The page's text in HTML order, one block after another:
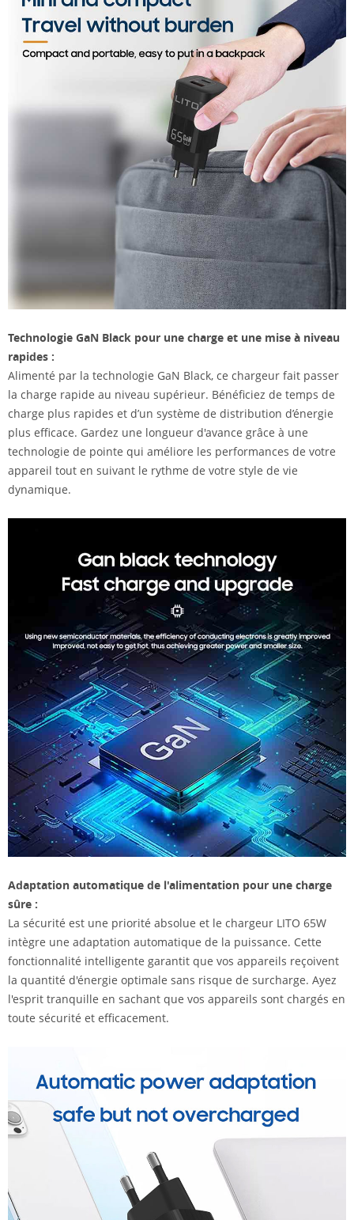
Technologie GaN Black pour une charge et une mise à niveau
rapides :
Alimenté par la technologie GaN Black, ce chargeur fait passer
la charge rapide au niveau supérieur. Bénéficiez de temps de
charge plus rapides et d’un système de distribution d’énergie
plus efficace. Gardez une longueur d'avance grâce à une
technologie de pointe qui améliore les performances de votre
appareil tout en suivant le rythme de votre style de vie
dynamique.
Adaptation automatique de l'alimentation pour une charge
sûre :
La sécurité est une priorité absolue et le chargeur LITO 65W
intègre une adaptation automatique de la puissance. Cette
fonctionnalité intelligente garantit que vos appareils reçoivent
la quantité d'énergie optimale sans risque de surcharge. Ayez
l'esprit tranquille en sachant que vos appareils sont chargés en
toute sécurité et efficacement.